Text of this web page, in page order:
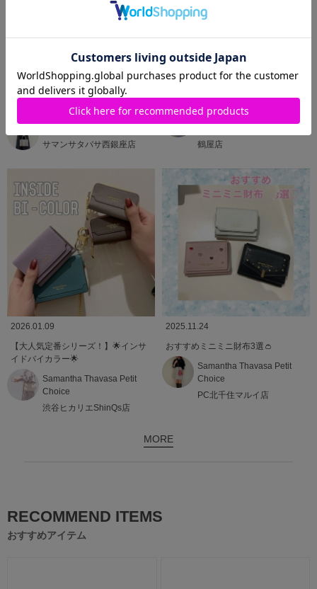
2026.06.30
【定番】インサイドバイカラーシリ
サマンサタバサ西銀座店
2026.04.09
Samantha Thavasa Petit
鶴屋店
2026.01.09
【大人気定番シリーズ！】🌟インサ
イドバイカラー🌟
Samantha Thavasa Petit
Choice
渋谷ヒカリエShinQs店
2025.11.24
おすすめミニミニ財布3選👛
Samantha Thavasa Petit
Choice
PC北千住マルイ店
MORE
RECOMMEND ITEMS
おすすめアイテム